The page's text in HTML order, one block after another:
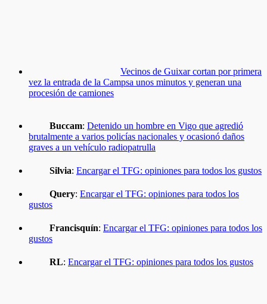
Vecinos de Guixar cortan por primera
vez la entrada de la Campsa unos minutos y generan una
procesión de camiones
Buccam: Detenido un hombre en Vigo que agredió
brutalmente a varios policías nacionales y ocasionó daños
graves a un vehículo radiopatrulla
Silvia: Encargar el TFG: opiniones para todos los gustos
Query: Encargar el TFG: opiniones para todos los
gustos
Francisquín: Encargar el TFG: opiniones para todos los
gustos
RL: Encargar el TFG: opiniones para todos los gustos